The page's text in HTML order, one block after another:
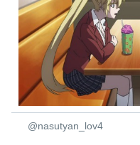
@nasutyan_lov4